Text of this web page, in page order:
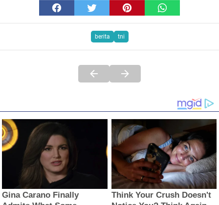
berita tni